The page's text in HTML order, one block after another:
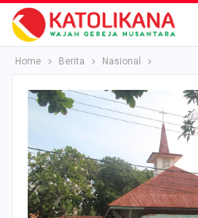
Home Berita Nasional